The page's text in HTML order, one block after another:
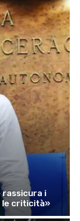
rassicura i
le criticità»